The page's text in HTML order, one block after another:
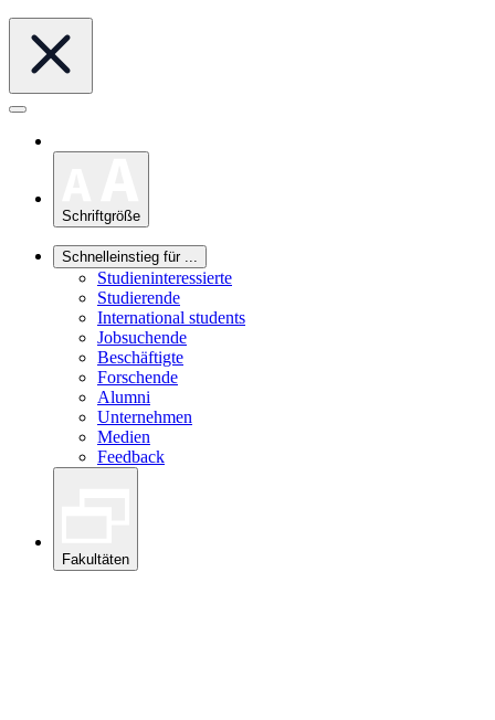
Schriftgröße
Schnelleinstieg für ...
Studieninteressierte
Studierende
International students
Jobsuchende
Beschäftigte
Forschende
Alumni
Unternehmen
Medien
Feedback
Fakultäten